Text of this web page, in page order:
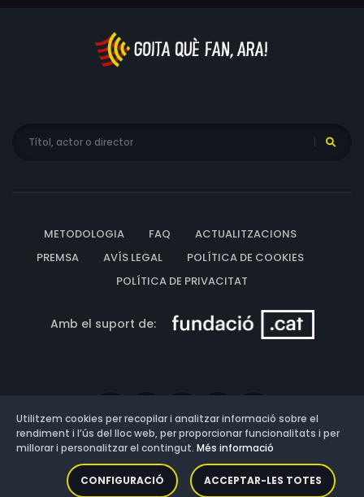
METODOLOGIA FAQ
ACTUALITZACIONS
PREMSA
AVÍS LEGAL
POLÍTICA DE COOKIES
POLÍTICA DE PRIVACITAT
Amb el suport de:
Versió: 3.13.0.202607011342
Utilitzem cookies per recopilar i analitzar informació sobre el
rendiment i l’ús del lloc web, per proporcionar funcionalitats i per
millorar i personalitzar el contingut. Més informació
CONFIGURACIÓ ACCEPTAR-LES TOTES